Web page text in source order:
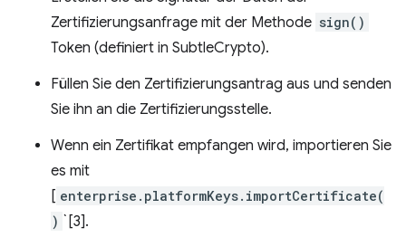
Zertifizierungsanfrage mit der Methode sign()
Token (definiert in SubtleCrypto).
Füllen Sie den Zertifizierungsantrag aus und senden
Sie ihn an die Zertifizierungsstelle.
Wenn ein Zertifikat empfangen wird, importieren Sie
es mit
[ enterprise.platformKeys.importCertificate(
) `[3].